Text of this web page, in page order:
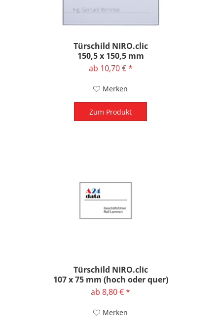
Türschild NIRO.clic
150,5 x 150,5 mm
ab 10,70 € *
Merken
Zum Produkt
Türschild NIRO.clic
107 x 75 mm (hoch oder quer)
ab 8,80 € *
Merken